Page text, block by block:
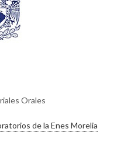
Orales
de la Enes Morelia